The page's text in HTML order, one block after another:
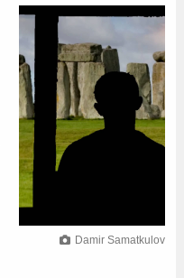
Damir Samatkulov